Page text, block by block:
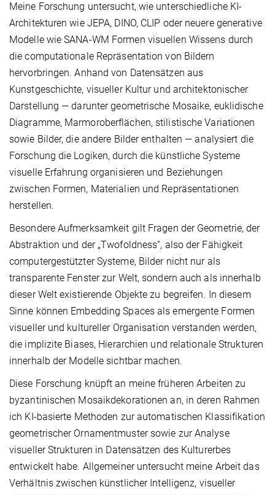
Meine Forschung untersucht, wie unterschiedliche KI-
Architekturen wie JEPA, DINO, CLIP oder neuere generative
Modelle wie SANA-WM Formen visuellen Wissens durch
die computationale Repräsentation von Bildern
hervorbringen. Anhand von Datensätzen aus
Kunstgeschichte, visueller Kultur und architektonischer
Darstellung — darunter geometrische Mosaike, euklidische
Diagramme, Marmoroberflächen, stilistische Variationen
sowie Bilder, die andere Bilder enthalten — analysiert die
Forschung die Logiken, durch die künstliche Systeme
visuelle Erfahrung organisieren und Beziehungen
zwischen Formen, Materialien und Repräsentationen
herstellen.
Besondere Aufmerksamkeit gilt Fragen der Geometrie, der
Abstraktion und der „Twofoldness“, also der Fähigkeit
computergestützter Systeme, Bilder nicht nur als
transparente Fenster zur Welt, sondern auch als innerhalb
dieser Welt existierende Objekte zu begreifen. In diesem
Sinne können Embedding Spaces als emergente Formen
visueller und kultureller Organisation verstanden werden,
die implizite Biases, Hierarchien und relationale Strukturen
innerhalb der Modelle sichtbar machen.
Diese Forschung knüpft an meine früheren Arbeiten zu
byzantinischen Mosaikdekorationen an, in deren Rahmen
ich KI-basierte Methoden zur automatischen Klassifikation
geometrischer Ornamentmuster sowie zur Analyse
visueller Strukturen in Datensätzen des Kulturerbes
entwickelt habe. Allgemeiner untersucht meine Arbeit das
Verhältnis zwischen künstlicher Intelligenz, visueller